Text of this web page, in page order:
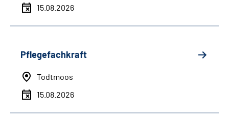
15.08.2026
Pflegefachkraft
Todtmoos
15.08.2026